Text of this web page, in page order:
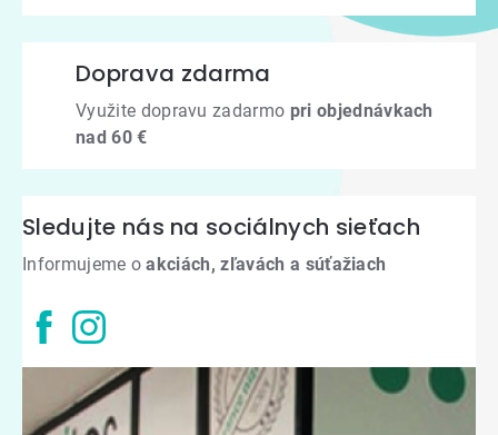
Doprava zdarma
Využite dopravu zadarmo pri objednávkach
nad 60 €
Sledujte nás na sociálnych sieťach
Informujeme oakciách, zľavách a súťažiach